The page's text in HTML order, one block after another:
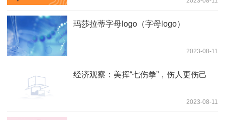
玛莎拉蒂字母logo（字母logo）
2023-08-11
经济观察：美挥“七伤拳”，伤人更伤己
2023-08-11